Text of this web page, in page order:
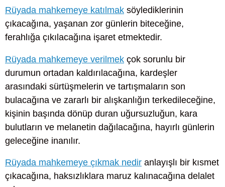
Rüyada mahkemeye katılmak söylediklerinin
çıkacağına, yaşanan zor günlerin biteceğine,
ferahlığa çıkılacağına işaret etmektedir.
Rüyada mahkemeye verilmek çok sorunlu bir
durumun ortadan kaldırılacağına, kardeşler
arasındaki sürtüşmelerin ve tartışmaların son
bulacağına ve zararlı bir alışkanlığın terkedileceğine,
kişinin başında dönüp duran uğursuzluğun, kara
bulutların ve melanetin dağılacağına, hayırlı günlerin
geleceğine inanılır.
Rüyada mahkemeye çıkmak nedir anlayışlı bir kısmet
çıkacağına, haksızlıklara maruz kalınacağına delalet